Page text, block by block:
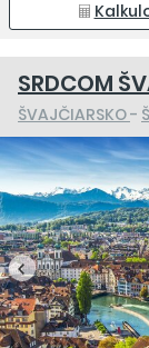
SRDCOM
ŠVAJČIARSKO-